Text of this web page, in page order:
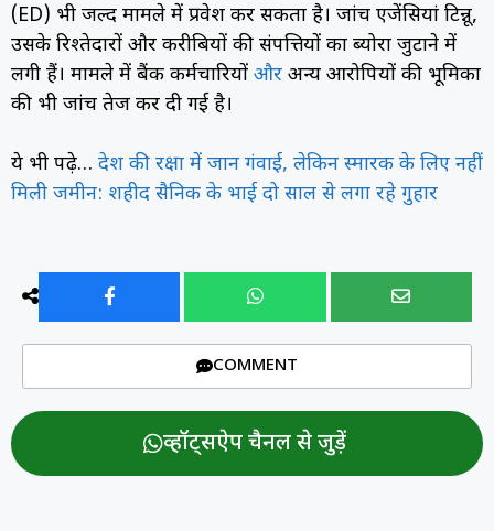
(ED) भी जल्द मामले में प्रवेश कर सकता है। जांच एजेंसियां टिन्नू,
उसके रिश्तेदारों और करीबियों की संपत्तियों का ब्योरा जुटाने में
लगी हैं। मामले में बैंक कर्मचारियों और अन्य आरोपियों की भूमिका
की भी जांच तेज कर दी गई है।
ये भी पढ़े… देश की रक्षा में जान गंवाई, लेकिन स्मारक के लिए नहीं
मिली जमीन: शहीद सैनिक के भाई दो साल से लगा रहे गुहार
COMMENT
व्हॉट्सऐप चैनल से जुड़ें